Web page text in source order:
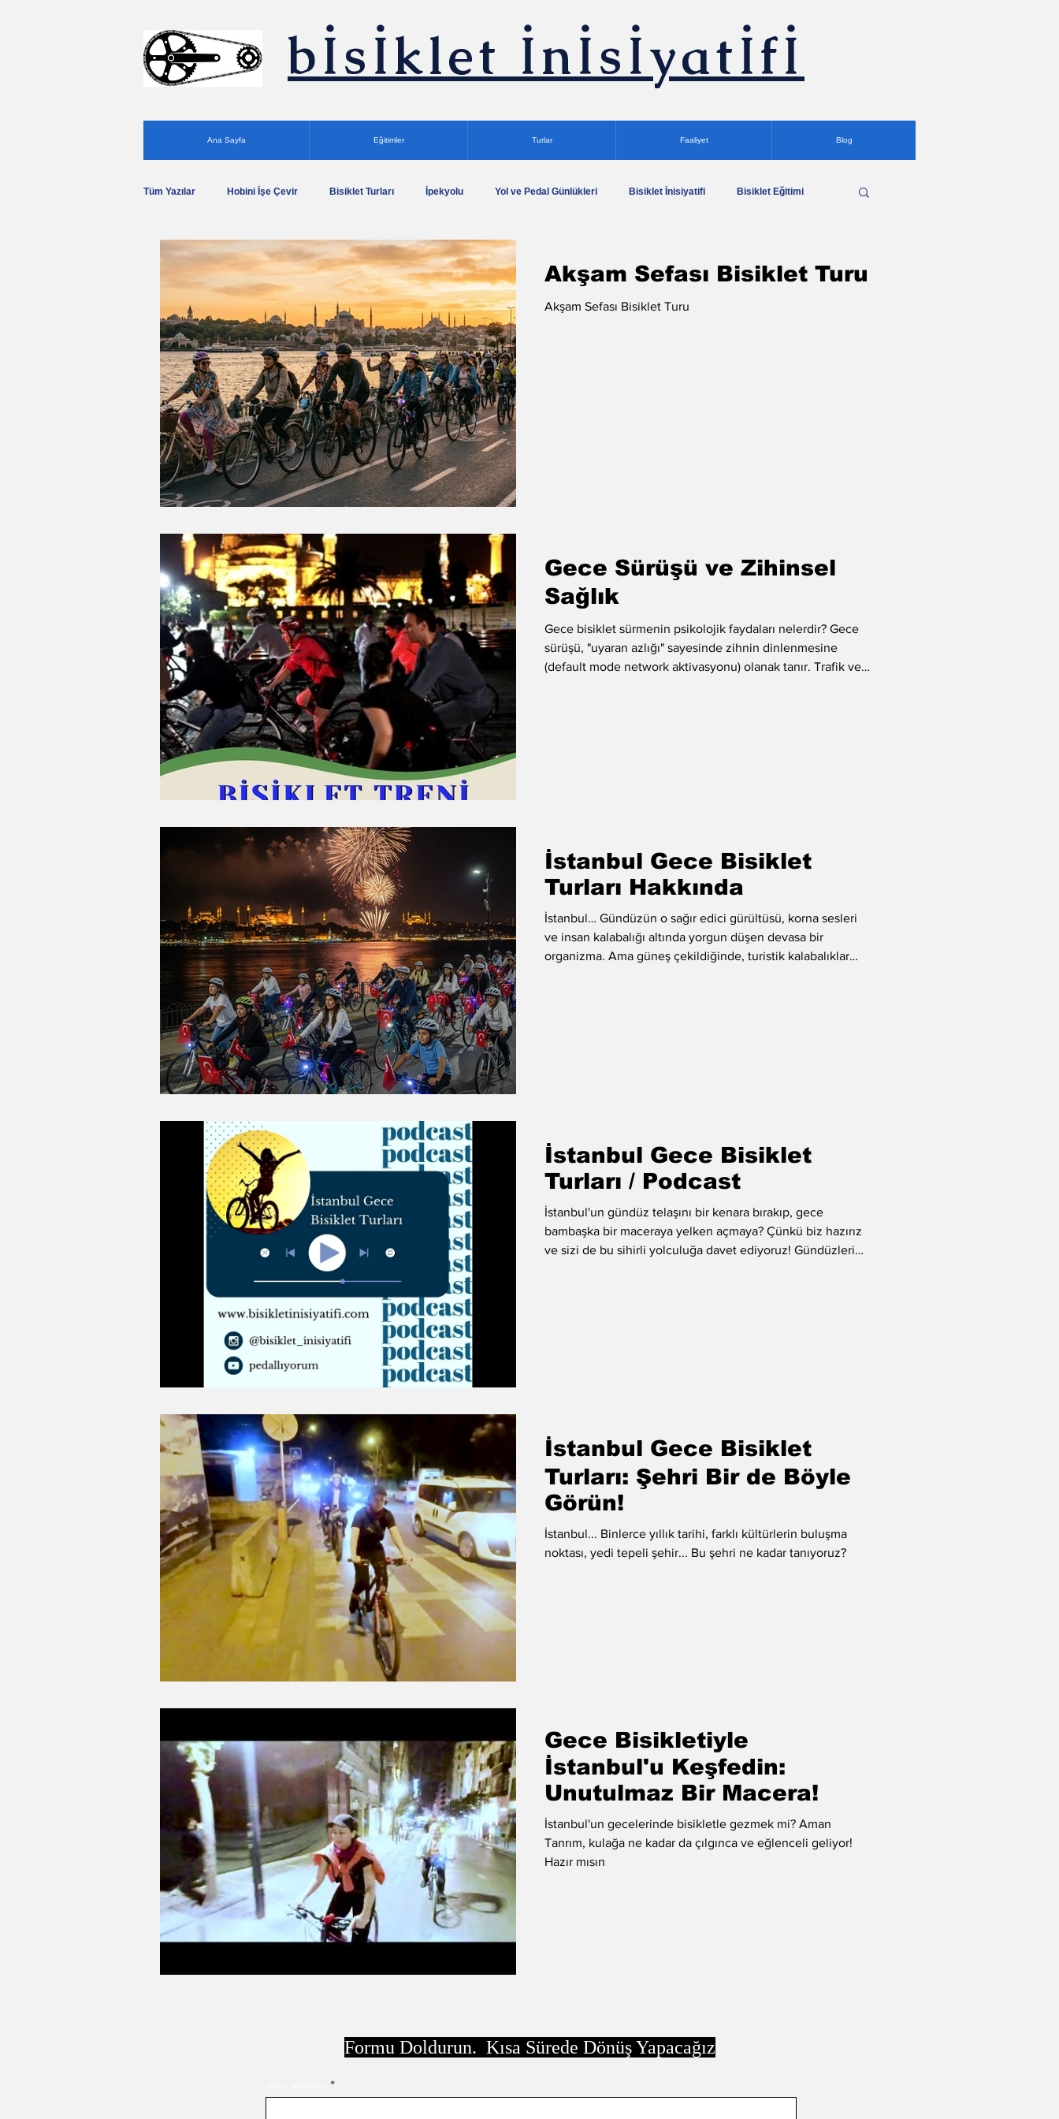
bİsİklet İnİsİyatİfİ
Ana Sayfa Eğitimler Turlar Faaliyet Blog
Tüm Yazılar Hobini İşe Çevir Bisiklet Turları İpekyolu Yol ve Pedal Günlükleri Bisiklet İnisiyatifi Bisiklet Eğitimi
Büyükada Bisiklet Turları Gece Bisiklet Turu Kuşadası Bisiklet Kampları
Akşam Sefası Bisiklet Turu
Akşam Sefası Bisiklet Turu
Gece Sürüşü ve Zihinsel
Sağlık
Gece bisiklet sürmenin psikolojik faydaları nelerdir? Gece
sürüşü, "uyaran azlığı" sayesinde zihnin dinlenmesine
(default mode network aktivasyonu) olanak tanır. Trafik ve
İstanbul Gece Bisiklet
Turları Hakkında
İstanbul… Gündüzün o sağır edici gürültüsü, korna sesleri
ve insan kalabalığı altında yorgun düşen devasa bir
organizma. Ama güneş çekildiğinde, turistik kalabalıklar
İstanbul Gece Bisiklet
Turları / Podcast
İstanbul'un gündüz telaşını bir kenara bırakıp, gece
bambaşka bir maceraya yelken açmaya? Çünkü biz hazırız
ve sizi de bu sihirli yolculuğa davet ediyoruz! Gündüzleri
İstanbul Gece Bisiklet
Turları: Şehri Bir de Böyle
Görün!
İstanbul... Binlerce yıllık tarihi, farklı kültürlerin buluşma
noktası, yedi tepeli şehir... Bu şehri ne kadar tanıyoruz?
Gece Bisikletiyle
İstanbul'u Keşfedin:
Unutulmaz Bir Macera!
İstanbul'un gecelerinde bisikletle gezmek mi? Aman
Tanrım, kulağa ne kadar da çılgınca ve eğlenceli geliyor!
Hazır mısın
Formu Doldurun. Kısa Sürede Dönüş Yapacağız